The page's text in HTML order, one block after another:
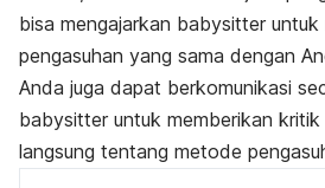
bisa mengajarkan babysitter untuk
pengasuhan yang sama dengan
Anda juga dapat berkomunikasi
babysitter untuk memberikan
langsung tentang metode